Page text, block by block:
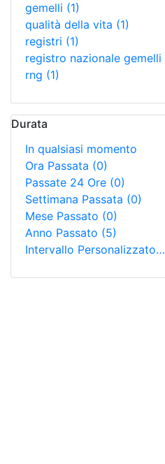
gemelli (1)
qualità della vita (1)
registri (1)
registro nazionale gemelli
rng (1)
Durata
In qualsiasi momento
Ora Passata (0)
Passate 24 Ore (0)
Settimana Passata (0)
Mese Passato (0)
Anno Passato (5)
Intervallo Personalizzato…